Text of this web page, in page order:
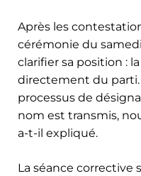
Après les
cérémonie du
clarifier sa position :
directement du parti.
processus de
nom est transmis,
a-t-il expliqué.
La séance corrective